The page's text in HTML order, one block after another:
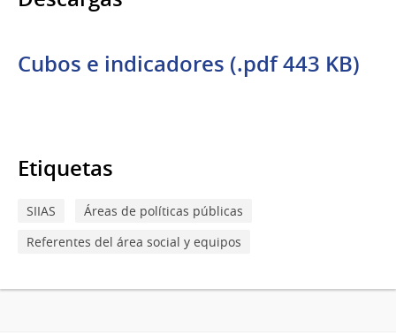
Cubos e indicadores (.pdf 443 KB)
Etiquetas
SIIAS
Áreas de políticas públicas
Referentes del área social y equipos